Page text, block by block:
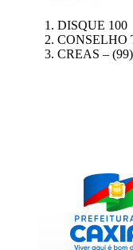
DISQUE 100
CONSELHO
CREAS –